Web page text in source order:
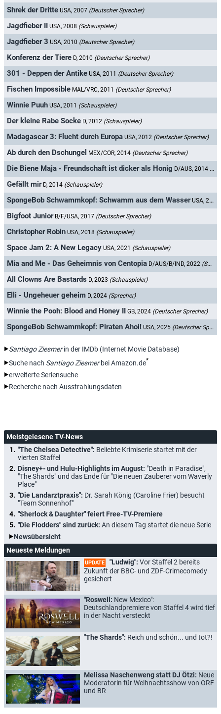
Shrek der Dritte USA, 2007 (Deutscher Sprecher)
Jagdfieber II USA, 2008 (Schauspieler)
Jagdfieber 3 USA, 2010 (Deutscher Sprecher)
Konferenz der Tiere D, 2010 (Deutscher Sprecher)
301 - Deppen der Antike USA, 2011 (Deutscher Sprecher)
Fischen Impossible MAL/VRC, 2011 (Deutscher Sprecher)
Winnie Puuh USA, 2011 (Schauspieler)
Der kleine Rabe Socke D, 2012 (Schauspieler)
Madagascar 3: Flucht durch Europa USA, 2012 (Deutscher Sprecher)
Ab durch den Dschungel MEX/COR, 2014 (Deutscher Sprecher)
Die Biene Maja - Freundschaft ist dicker als Honig D/AUS, 2014
Gefällt mir D, 2014 (Schauspieler)
SpongeBob Schwammkopf: Schwamm aus dem Wasser USA, 2015
Bigfoot Junior B/F/USA, 2017 (Deutscher Sprecher)
Christopher Robin USA, 2018 (Schauspieler)
Space Jam 2: A New Legacy USA, 2021 (Schauspieler)
Mia and Me - Das Geheimnis von Centopia D/AUS/B/IND, 2022 (Schauspieler)
All Clowns Are Bastards D, 2023 (Schauspieler)
Elli - Ungeheuer geheim D, 2024 (Sprecher)
Winnie the Pooh: Blood and Honey II GB, 2024 (Deutscher Sprecher)
SpongeBob Schwammkopf: Piraten Ahoi! USA, 2025 (Deutscher Sprecher)
Santiago Ziesmerin der IMDb (Internet Movie Database)
Suche nach Santiago Ziesmerbei Amazon.de*
erweiterte Seriensuche
Recherche nach Ausstrahlungsdaten
Meistgelesene TV-News
"The Chelsea Detective": Beliebte Krimiserie startet mit der
vierten Staffel
Disney+- und Hulu-Highlights im August: "Death in Paradise",
"The Shards" und das Ende für "Die neuen Zauberer vom Waverly
Place"
"Die Landarztpraxis": Dr. Sarah König (Caroline Frier) besucht
"Team Sonnenhof"
"Sherlock & Daughter" feiert Free-TV-Premiere
"Die Flodders" sind zurück: An diesem Tag startet die neue Serie
Newsübersicht
Neueste Meldungen
UPDATE "Ludwig": Vor Staffel 2 bereits
Zukunft der BBC- und ZDF-Crimecomedy
gesichert
"Roswell: New Mexico":
Deutschlandpremiere von Staffel 4 wird tief
in der Nacht versteckt
"The Shards": Reich und schön... und tot?!
Melissa Naschenweng statt DJ Ötzi: Neue
Moderatorin für Weihnachtsshow von ORF
und BR